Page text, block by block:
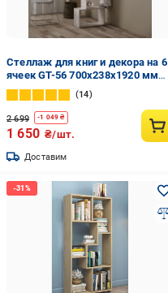
Стеллаж для книг и декора на 6
ячеек GT-56 700х238х1920 мм
Бетон
14
2 699 -1 049 ₴
1 650 ₴/шт.
Доставим